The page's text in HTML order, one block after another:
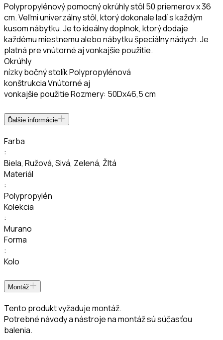
Polypropylénový pomocný okrúhly stôl 50 priemerov x 36
cm. Veľmi univerzálny stôl, ktorý dokonale ladí s každým
kusom nábytku. Je to ideálny doplnok, ktorý dodaje
každému miestnemu alebo nábytku špeciálny nádych. Je
platná pre vnútorné aj vonkajšie použitie.
Okrúhly
nízky bočný stolík Polypropylénová
konštrukcia Vnútorné aj
vonkajšie použitie Rozmery: 50Dx46,5 cm
Ďalšie informácie
Farba
:
Biela, Ružová, Sivá, Zelená, Žltá
Materiál
:
Polypropylén
Kolekcia
:
Murano
Forma
:
Kolo
Montáž
Tento produkt vyžaduje montáž.
Potrebné návody a nástroje na montáž sú súčasťou
balenia.